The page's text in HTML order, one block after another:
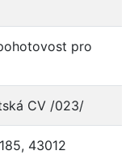
pro
CV /023/
43012